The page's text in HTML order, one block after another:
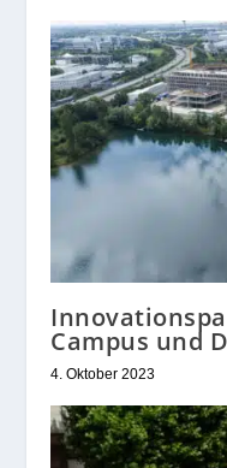
Campus und
4. Oktober 2023